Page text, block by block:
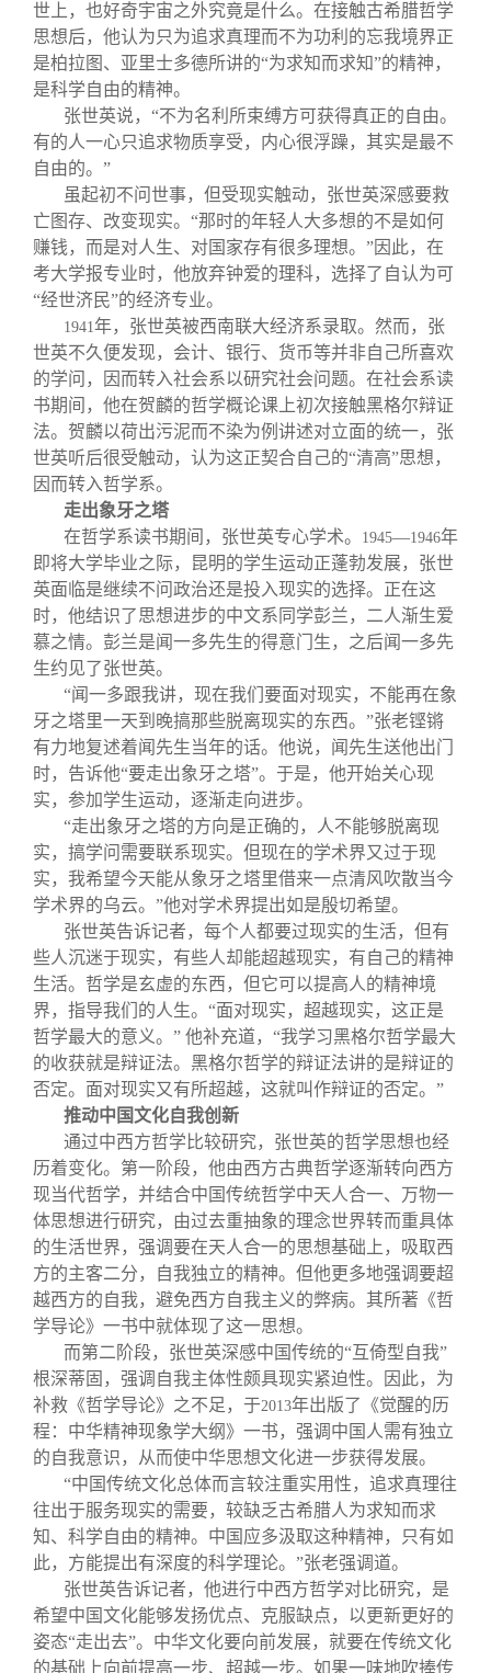
世上，也好奇宇宙之外究竟是什么。在接触古希腊哲学
思想后，他认为只为追求真理而不为功利的忘我境界正
是柏拉图、亚里士多德所讲的“为求知而求知”的精神，
是科学自由的精神。
张世英说，“不为名利所束缚方可获得真正的自由。
有的人一心只追求物质享受，内心很浮躁，其实是最不
自由的。”
虽起初不问世事，但受现实触动，张世英深感要救
亡图存、改变现实。“那时的年轻人大多想的不是如何
赚钱，而是对人生、对国家存有很多理想。”因此，在
考大学报专业时，他放弃钟爱的理科，选择了自认为可
“经世济民”的经济专业。
1941年，张世英被西南联大经济系录取。然而，张
世英不久便发现，会计、银行、货币等并非自己所喜欢
的学问，因而转入社会系以研究社会问题。在社会系读
书期间，他在贺麟的哲学概论课上初次接触黑格尔辩证
法。贺麟以荷出污泥而不染为例讲述对立面的统一，张
世英听后很受触动，认为这正契合自己的“清高”思想，
因而转入哲学系。
走出象牙之塔
在哲学系读书期间，张世英专心学术。
1945—1946年
即将大学毕业之际，昆明的学生运动正蓬勃发展，张世
英面临是继续不问政治还是投入现实的选择。正在这
时，他结识了思想进步的中文系同学彭兰，二人渐生爱
慕之情。彭兰是闻一多先生的得意门生，之后闻一多先
生约见了张世英。
“闻一多跟我讲，现在我们要面对现实，不能再在象
牙之塔里一天到晚搞那些脱离现实的东西。”张老铿锵
有力地复述着闻先生当年的话。他说，闻先生送他出门
时，告诉他“要走出象牙之塔”。于是，他开始关心现
实，参加学生运动，逐渐走向进步。
“走出象牙之塔的方向是正确的，人不能够脱离现
实，搞学问需要联系现实。但现在的学术界又过于现
实，我希望今天能从象牙之塔里借来一点清风吹散当今
学术界的乌云。”他对学术界提出如是殷切希望。
张世英告诉记者，每个人都要过现实的生活，但有
些人沉迷于现实，有些人却能超越现实，有自己的精神
生活。哲学是玄虚的东西，但它可以提高人的精神境
界，指导我们的人生。“面对现实，超越现实，这正是
哲学最大的意义。” 他补充道，“我学习黑格尔哲学最大
的收获就是辩证法。黑格尔哲学的辩证法讲的是辩证的
否定。面对现实又有所超越，这就叫作辩证的否定。”
推动中国文化自我创新
通过中西方哲学比较研究，张世英的哲学思想也经
历着变化。第一阶段，他由西方古典哲学逐渐转向西方
现当代哲学，并结合中国传统哲学中天人合一、万物一
体思想进行研究，由过去重抽象的理念世界转而重具体
的生活世界，强调要在天人合一的思想基础上，吸取西
方的主客二分，自我独立的精神。但他更多地强调要超
越西方的自我，避免西方自我主义的弊病。其所著《哲
学导论》一书中就体现了这一思想。
而第二阶段，张世英深感中国传统的“互倚型自我”
根深蒂固，强调自我主体性颇具现实紧迫性。因此，为
补救《哲学导论》之不足，于2013年出版了《觉醒的历
程：中华精神现象学大纲》一书，强调中国人需有独立
的自我意识，从而使中华思想文化进一步获得发展。
“中国传统文化总体而言较注重实用性，追求真理往
往出于服务现实的需要，较缺乏古希腊人为求知而求
知、科学自由的精神。中国应多汲取这种精神，只有如
此，方能提出有深度的科学理论。”张老强调道。
张世英告诉记者，他进行中西方哲学对比研究，是
希望中国文化能够发扬优点、克服缺点，以更新更好的
姿态“走出去”。中华文化要向前发展，就要在传统文化
的基础上向前提高一步、超越一步。如果一味地吹捧传